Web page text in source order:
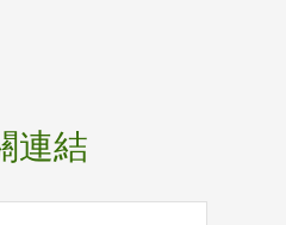
連結